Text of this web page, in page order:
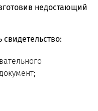
недостающий